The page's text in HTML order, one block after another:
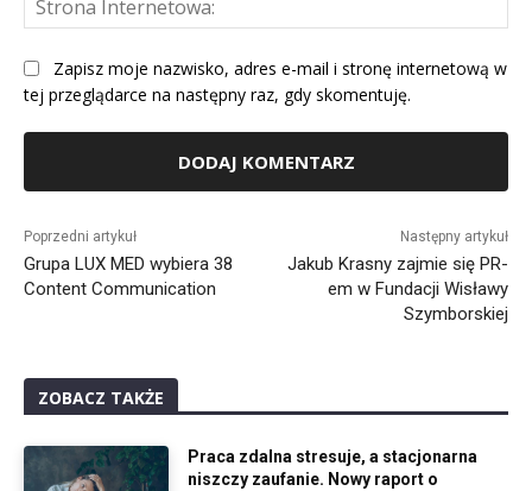
Zapisz moje nazwisko, adres e-mail i stronę internetową w
tej przeglądarce na następny raz, gdy skomentuję.
Poprzedni artykuł
Grupa LUX MED wybiera 38
Content Communication
Następny artykuł
Jakub Krasny zajmie się PR-
em w Fundacji Wisławy
Szymborskiej
ZOBACZ TAKŻE
Praca zdalna stresuje, a stacjonarna
niszczy zaufanie. Nowy raport o